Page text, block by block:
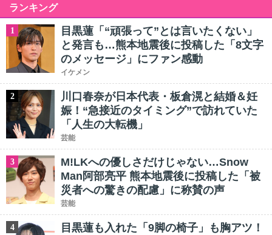
ランキング
1
目黒蓮「“頑張って”とは言いたくない」
と発言も…熊本地震後に投稿した「8文字
のメッセージ」にファン感動
イケメン
2
川口春奈が日本代表・板倉滉と結婚＆妊
娠！“急接近のタイミング”で訪れていた
「人生の大転機」
芸能
3
M!LKへの優しさだけじゃない…Snow
Man阿部亮平 熊本地震後に投稿した「被
災者への驚きの配慮」に称賛の声
芸能
4
目黒蓮も入れた「9脚の椅子」も胸アツ！